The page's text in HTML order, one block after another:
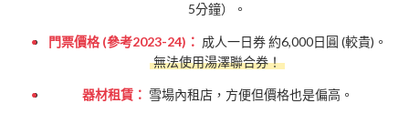
5分鐘）。
門票價格 (參考2023-24)： 成人一日券 約6,000日圓 (較貴)。
無法使用湯澤聯合券！
器材租賃： 雪場內租店，方便但價格也是偏高。